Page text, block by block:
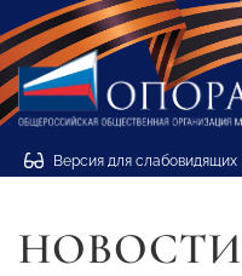
Версия для слабовидящих
НОВОСТИ